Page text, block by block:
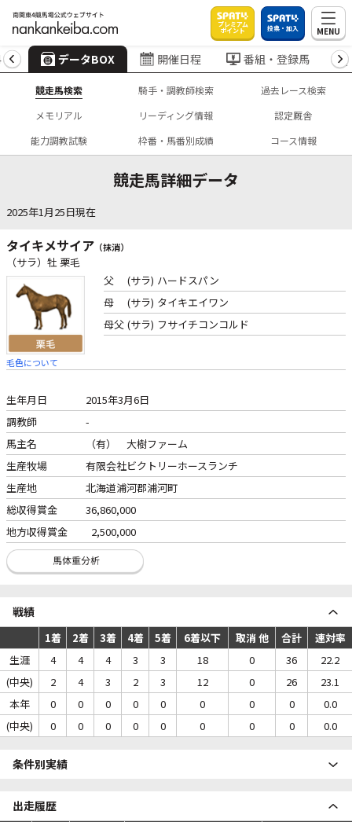
プレミアム
ポイント 投票・加入 MENU
データBOX 開催日程 番組・登録馬
競走馬検索 騎手・調教師検索
過去レース検索
メモリアル
リーディング情報
認定厩舎
能力調教試験
枠番・馬番別成績 コース情報
競走馬詳細データ
2025年1月25日現在
タイキメサイア （抹消）
（サラ）牡 栗毛
毛色について
父 (サラ) ハードスパン
母
(サラ) タイキエイワン
母父 (サラ) フサイチコンコルド
生年月日
2015年3月6日
調教師
-
馬主名
（有） 大樹ファーム
生産牧場
有限会社ビクトリーホースランチ
生産地
北海道浦河郡浦河町
総収得賞金
36,860,000
地方収得賞金
2,500,000
戦績
1着 2着 3着 4着 5着 6着以下 取消 他 合計
連対率
生涯
4 4 4 3 3 18 0 36
22.2
(中央)
2 4 3 2 3 12 0 26
23.1
本年
0 0 0 0 0 0 0 0
0.0
(中央)
0 0 0 0 0 0 0 0 0.0
条件別実績
出走履歴